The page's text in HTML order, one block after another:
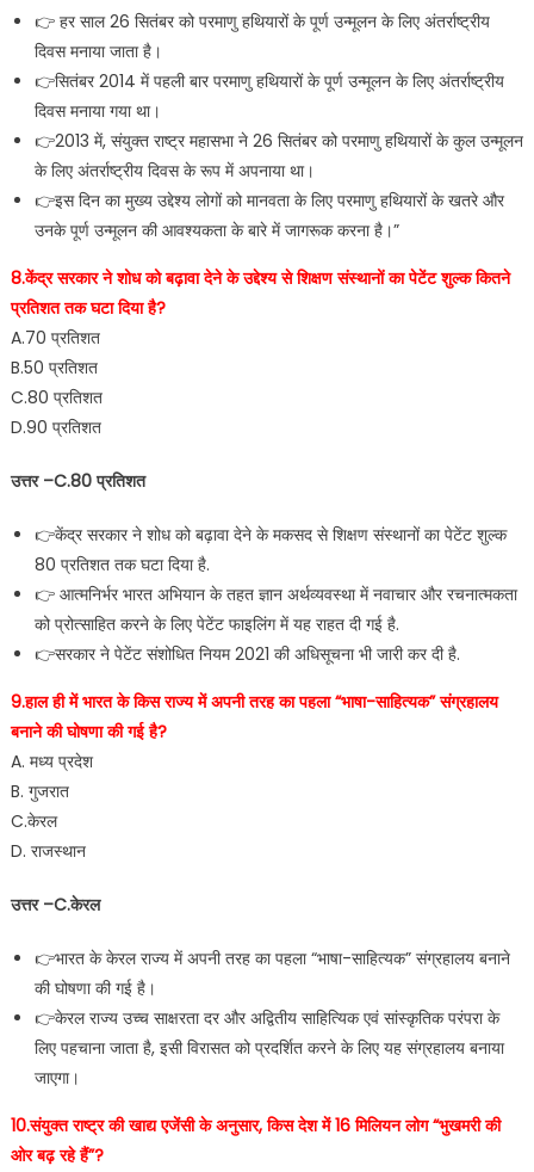
👉 हर साल 26 सितंबर को परमाणु हथियारों के पूर्ण उन्मूलन के लिए अंतर्राष्ट्रीय
दिवस मनाया जाता है।
👉सितंबर 2014 में पहली बार परमाणु हथियारों के पूर्ण उन्मूलन के लिए अंतर्राष्ट्रीय
दिवस मनाया गया था।
👉2013 में, संयुक्त राष्ट्र महासभा ने 26 सितंबर को परमाणु हथियारों के कुल उन्मूलन
के लिए अंतर्राष्ट्रीय दिवस के रूप में अपनाया था।
👉इस दिन का मुख्य उद्देश्य लोगों को मानवता के लिए परमाणु हथियारों के खतरे और
उनके पूर्ण उन्मूलन की आवश्यकता के बारे में जागरूक करना है।”
8.केंद्र सरकार ने शोध को बढ़ावा देने के उद्देश्य से शिक्षण संस्थानों का पेटेंट शुल्क कितने
प्रतिशत तक घटा दिया है?
A.70 प्रतिशत
B.50 प्रतिशत
C.80 प्रतिशत
D.90 प्रतिशत
उत्तर –C.80 प्रतिशत
👉केंद्र सरकार ने शोध को बढ़ावा देने के मकसद से शिक्षण संस्थानों का पेटेंट शुल्क
80 प्रतिशत तक घटा दिया है.
👉 आत्मनिर्भर भारत अभियान के तहत ज्ञान अर्थव्यवस्था में नवाचार और रचनात्मकता
को प्रोत्साहित करने के लिए पेटेंट फाइलिंग में यह राहत दी गई है.
👉सरकार ने पेटेंट संशोधित नियम 2021 की अधिसूचना भी जारी कर दी है.
9.हाल ही में भारत के किस राज्य में अपनी तरह का पहला “भाषा-साहित्यक” संग्रहालय
बनाने की घोषणा की गई है?
A. मध्य प्रदेश
B. गुजरात
C.केरल
D. राजस्थान
उत्तर –C.केरल
👉भारत के केरल राज्य में अपनी तरह का पहला “भाषा-साहित्यक” संग्रहालय बनाने
की घोषणा की गई है।
👉केरल राज्य उच्च साक्षरता दर और अद्वितीय साहित्यिक एवं सांस्कृतिक परंपरा के
लिए पहचाना जाता है, इसी विरासत को प्रदर्शित करने के लिए यह संग्रहालय बनाया
जाएगा।
10.संयुक्त राष्ट्र की खाद्य एजेंसी के अनुसार, किस देश में 16 मिलियन लोग “भुखमरी की
ओर बढ़ रहे हैं”?